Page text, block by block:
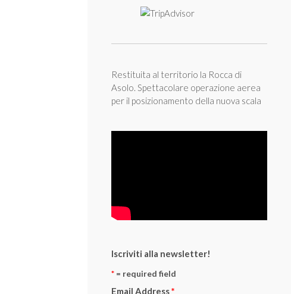
Restituita al territorio la Rocca di
Asolo. Spettacolare operazione aerea
per il posizionamento della nuova scala
Iscriviti alla newsletter!
* = required field
Email Address*